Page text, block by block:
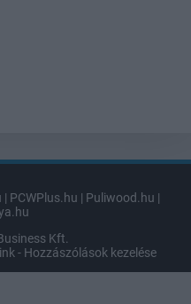
| PCWPlus.hu | Puliwood.hu |
Kft.
- Hozzászólások kezelése